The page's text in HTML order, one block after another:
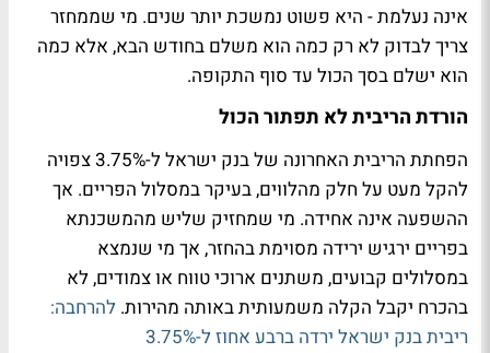
אינה נעלמת - היא פשוט נמשכת יותר שנים. מי שממחזר
צריך לבדוק לא רק כמה הוא משלם בחודש הבא, אלא כמה
הוא ישלם בסך הכול עד סוף התקופה.
הורדת הריבית לא תפתור הכול
הפחתת הריבית האחרונה של בנק ישראל ל-3.75% צפויה
להקל מעט על חלק מהלווים, בעיקר במסלול הפריים. אך
ההשפעה אינה אחידה. מי שמחזיק שליש מהמשכנתא
בפריים ירגיש ירידה מסוימת בהחזר, אך מי שנמצא
במסלולים קבועים, משתנים ארוכי טווח או צמודים, לא
בהכרח יקבל הקלה משמעותית באותה מהירות. להרחבה:
ריבית בנק ישראל ירדה ברבע אחוז ל-3.75%